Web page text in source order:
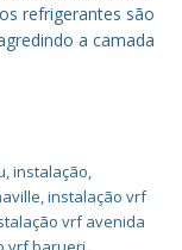
refrigerantes são
a camada
,instalação,
,instalação vrf
vrf avenida